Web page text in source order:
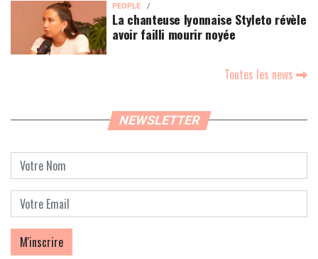
PEOPLE
La chanteuse lyonnaise Styleto révèle
avoir failli mourir noyée
Toutes les news
NEWSLETTER